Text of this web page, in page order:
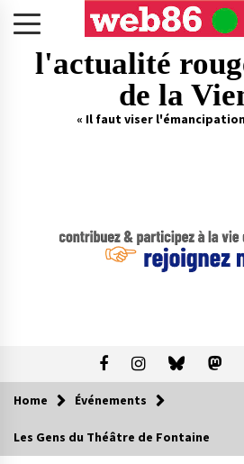
l'actualité
de la
« Il faut viser
Home Événements
Les Gens du Théâtre de Fontaine